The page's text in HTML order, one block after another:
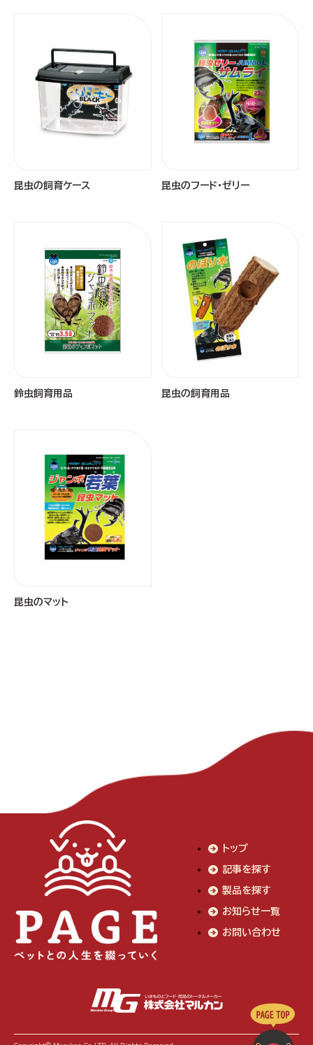
昆虫の飼育ケース 昆虫のフード・ゼリー
鈴虫飼育用品 昆虫の飼育用品
昆虫のマット
トップ
記事を探す
製品を探す
お知らせ一覧
お問い合わせ